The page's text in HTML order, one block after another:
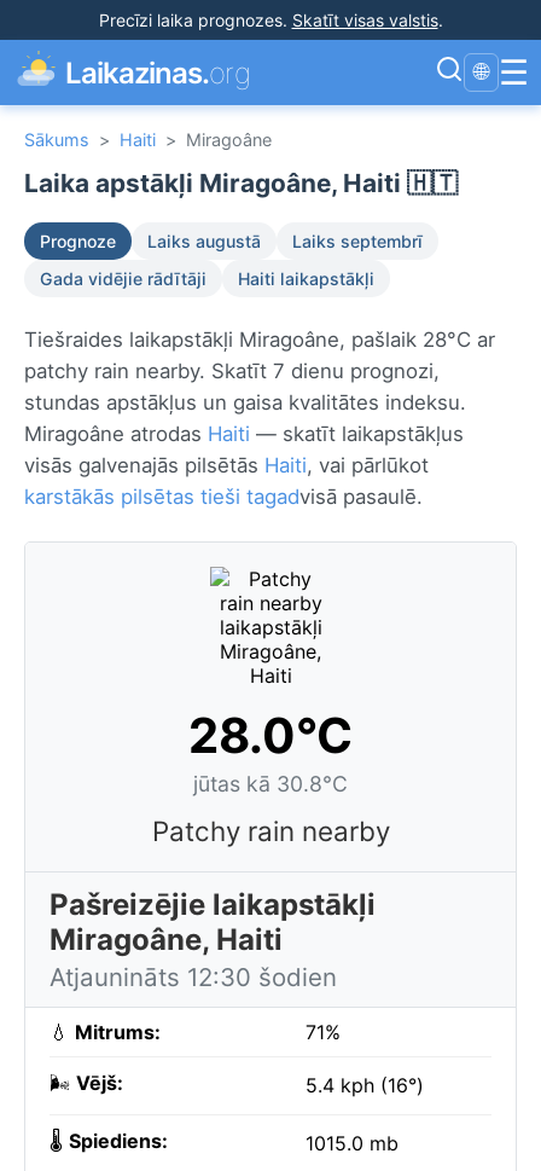
Precīzi laika prognozes. Skatīt visas valstis.
Laikazinas.org 🌐 ☰
Sākums > Haiti > Miragoâne
Laika apstākļi Miragoâne, Haiti 🇭🇹
Prognoze Laiks augustā
Laiks septembrī
Gada vidējie rādītāji
Haiti laikapstākļi
Tiešraides laikapstākļi Miragoâne, pašlaik 28°C ar
patchy rain nearby. Skatīt 7 dienu prognozi,
stundas apstākļus un gaisa kvalitātes indeksu.
Miragoâne atrodas Haiti — skatīt laikapstākļus
visās galvenajās pilsētās Haiti, vai pārlūkot
karstākās pilsētas tieši tagadvisā pasaulē.
28.0°C
jūtas kā 30.8°C
Patchy rain nearby
Pašreizējie laikapstākļi
Miragoâne, Haiti
Atjaunināts 12:30 šodien
💧 Mitrums: 71%
🌬️ Vējš: 5.4 kph (16°)
🌡️ Spiediens: 1015.0 mb